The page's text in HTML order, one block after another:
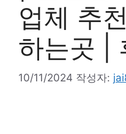
업체 추
하는곳 |
10/11/2024 작성자: